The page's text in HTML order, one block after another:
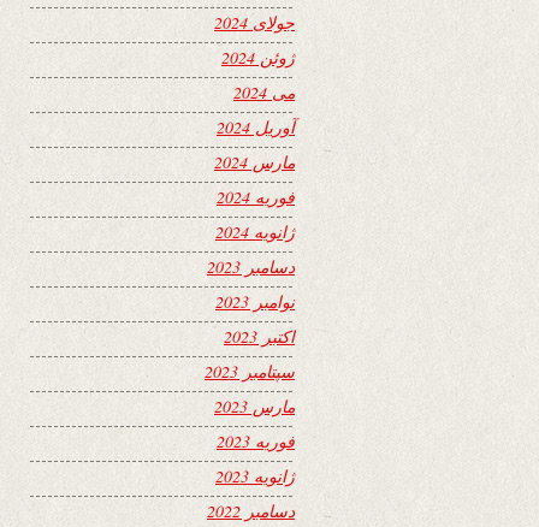
جولای 2024
ژوئن 2024
می 2024
آوریل 2024
مارس 2024
فوریه 2024
ژانویه 2024
دسامبر 2023
نوامبر 2023
اکتبر 2023
سپتامبر 2023
مارس 2023
فوریه 2023
ژانویه 2023
دسامبر 2022